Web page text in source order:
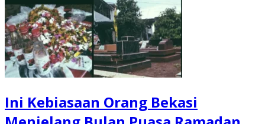
Ini Kebiasaan Orang Bekasi